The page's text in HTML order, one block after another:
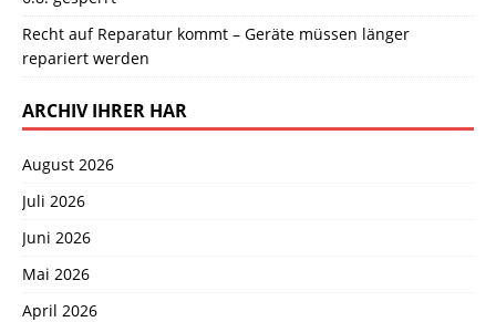
Recht auf Reparatur kommt – Geräte müssen länger
repariert werden
ARCHIV IHRER HAR
August 2026
Juli 2026
Juni 2026
Mai 2026
April 2026